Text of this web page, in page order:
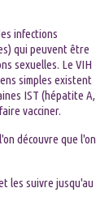
infections
qui peuvent être
sexuelles. Le VIH
simples existent
IST (hépatite A,
vacciner.
découvre que l'on
les suivre jusqu'au